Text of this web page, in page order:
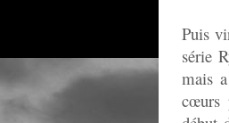
Puis
série
mais
cœurs